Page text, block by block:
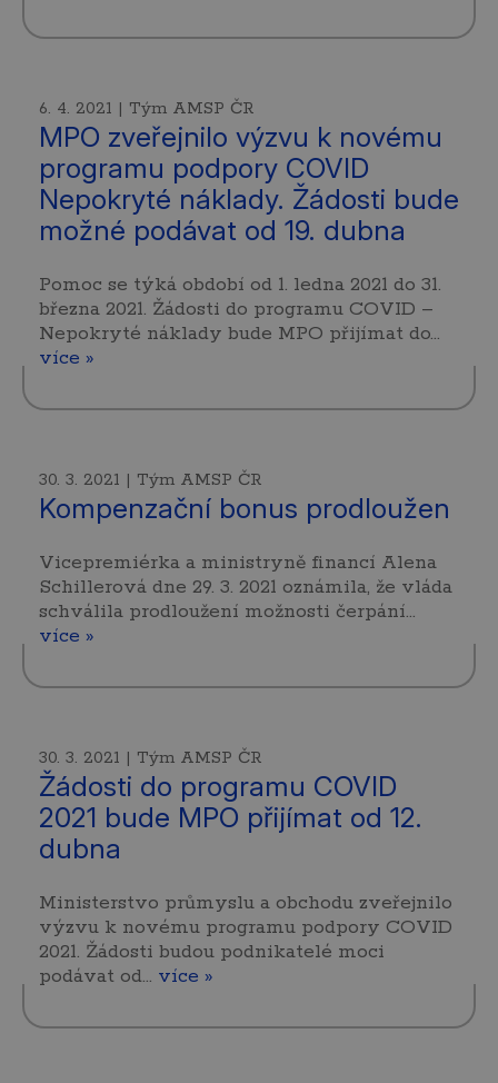
6. 4. 2021 | Tým AMSP ČR
MPO zveřejnilo výzvu k novému
programu podpory COVID
Nepokryté náklady. Žádosti bude
možné podávat od 19. dubna
Pomoc se týká období od 1. ledna 2021 do 31.
března 2021. Žádosti do programu COVID –
Nepokryté náklady bude MPO přijímat do…
více »
30. 3. 2021 | Tým AMSP ČR
Kompenzační bonus prodloužen
Vicepremiérka a ministryně financí Alena
Schillerová dne 29. 3. 2021 oznámila, že vláda
schválila prodloužení možnosti čerpání…
více »
30. 3. 2021 | Tým AMSP ČR
Žádosti do programu COVID
2021 bude MPO přijímat od 12.
dubna
Ministerstvo průmyslu a obchodu zveřejnilo
výzvu k novému programu podpory COVID
2021. Žádosti budou podnikatelé moci
podávat od… více »